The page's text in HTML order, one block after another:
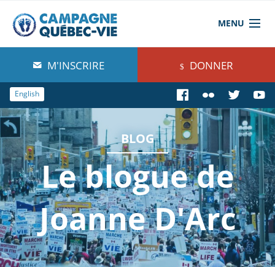
MENU
À propos de nous
Blog
Comprendre
Agir
Boutique
M'INSCRIRE DONNER
English
BLOG
Le blogue de
Joanne D'Arc